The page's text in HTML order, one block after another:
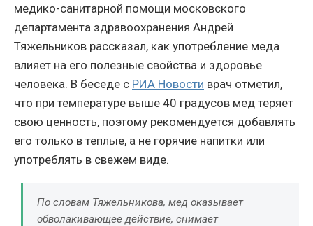
медико-санитарной помощи московского
департамента здравоохранения Андрей
Тяжельников рассказал, как употребление меда
влияет на его полезные свойства и здоровье
человека. В беседе с РИА Новости врач отметил,
что при температуре выше 40 градусов мед теряет
свою ценность, поэтому рекомендуется добавлять
его только в теплые, а не горячие напитки или
употреблять в свежем виде.
По словам Тяжельникова, мед оказывает
обволакивающее действие, снимает